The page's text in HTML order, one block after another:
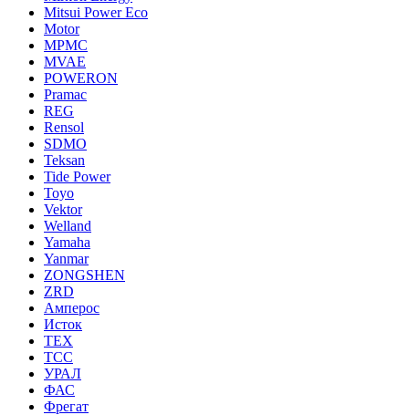
Mitsui Power Eco
Motor
MPMC
MVAE
POWERON
Pramac
REG
Rensol
SDMO
Teksan
Tide Power
Toyo
Vektor
Welland
Yamaha
Yanmar
ZONGSHEN
ZRD
Амперос
Исток
ТЕХ
ТСС
УРАЛ
ФАС
Фрегат